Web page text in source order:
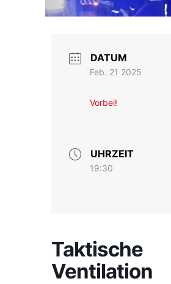
Intern
DATUM
Feb. 21 2025
Vorbei!
UHRZEIT
19:30
Taktische
Ventilation